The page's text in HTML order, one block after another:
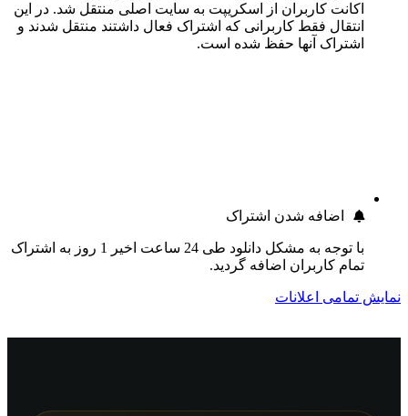
اکانت کاربران از اسکریپت به سایت اصلی منتقل شد. در این
انتقال فقط کاربرانی که اشتراک فعال داشتند منتقل شدند و
اشتراک آنها حفظ شده است.
اضافه شدن اشتراک
با توجه به مشکل دانلود طی 24 ساعت اخیر 1 روز به اشتراک
تمام کاربران اضافه گردید.
نمایش تمامی اعلانات